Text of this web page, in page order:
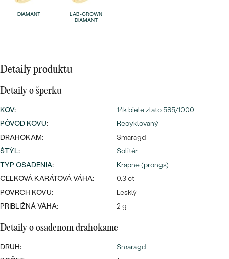
Wave kolekcia
PODĽA TVARU DRAHOKAMU
DIAMANTY
Personalizované
prívesky
OBJAVIŤ
Najpredávanejšie
prstene
DIAMANT
LAB-GROWN
DIAMANT
Detaily produktu
Detaily o šperku
KOV:
14k biele zlato 585/1000
PÔVOD KOVU:
Recyklovaný
DRAHOKAM:
Smaragd
ŠTÝL:
Solitér
TYP OSADENIA:
Krapne (prongs)
CELKOVÁ KARÁTOVÁ VÁHA:
0.3 ct
POVRCH KOVU:
Lesklý
PRIBLIŽNÁ VÁHA:
2 g
Detaily o osadenom drahokame
DRUH:
Smaragd